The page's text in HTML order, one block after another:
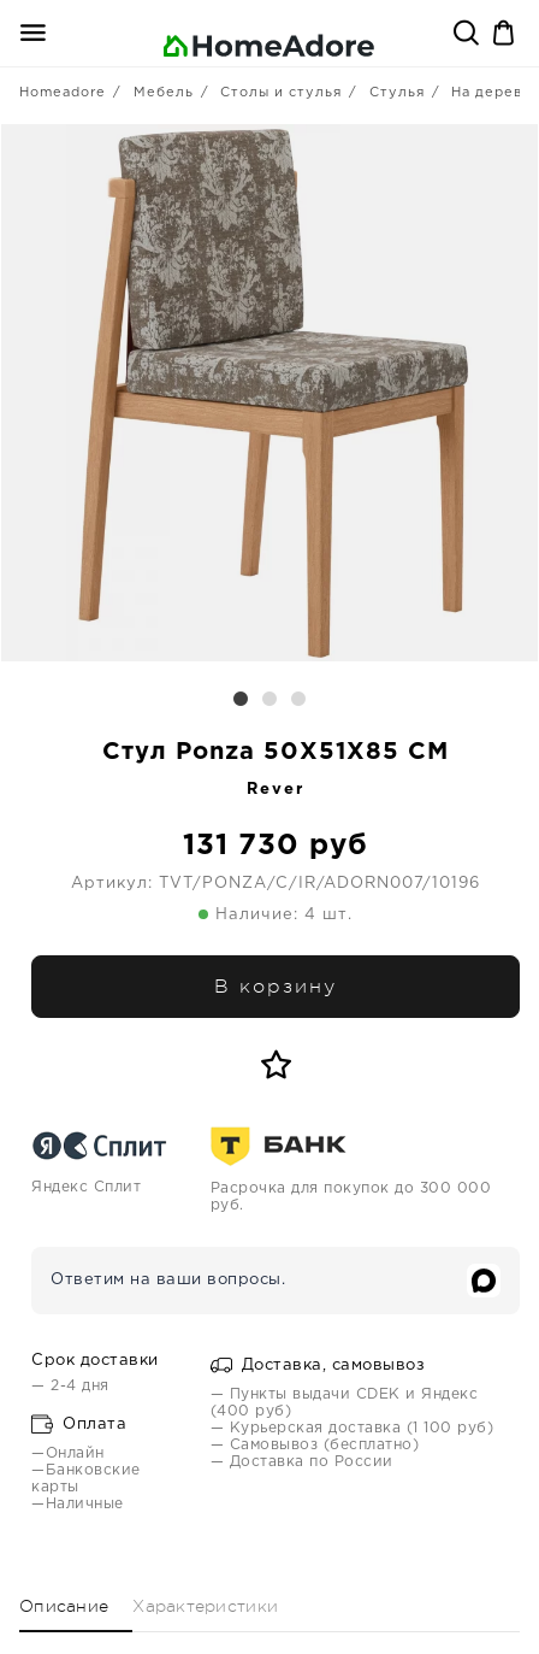
Homeadore Мебель Столы и стулья Стулья На
Стул Ponza 50X51X85 CM
Rever
131 730 руб
Артикул: TVT/PONZA/C/IR/ADORN007/10196
Наличие: 4 шт.
В корзину
Яндекс Сплит
Расрочка для покупок до 300 000
руб.
Ответим на ваши вопросы.
Срок доставки
— 2-4 дня
Оплата
—Онлайн
—Банковские
карты
—Наличные
Доставка, самовывоз
— Пункты выдачи CDEK и Яндекс
(400 руб)
— Курьерская доставка (1 100 руб)
— Самовывоз (бесплатно)
— Доставка по России
Описание Характеристики